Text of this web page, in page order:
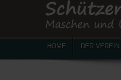
HOME DER VEREIN